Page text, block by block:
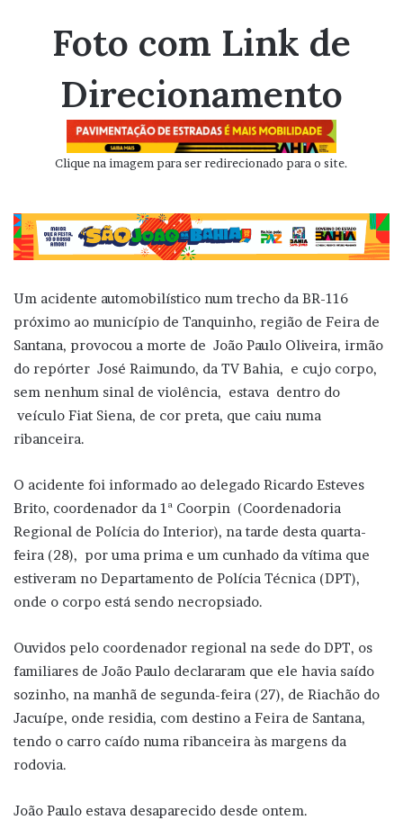
Foto com Link de
Direcionamento
Clique na imagem para ser redirecionado para o site.
Um acidente automobilístico num trecho da BR-116
próximo ao município de Tanquinho, região de Feira de
Santana, provocou a morte de João Paulo Oliveira, irmão
do repórter José Raimundo, da TV Bahia, e cujo corpo,
sem nenhum sinal de violência, estava dentro do
veículo Fiat Siena, de cor preta, que caiu numa
ribanceira.
O acidente foi informado ao delegado Ricardo Esteves
Brito, coordenador da 1ª Coorpin (Coordenadoria
Regional de Polícia do Interior), na tarde desta quarta-
feira (28), por uma prima e um cunhado da vítima que
estiveram no Departamento de Polícia Técnica (DPT),
onde o corpo está sendo necropsiado.
Ouvidos pelo coordenador regional na sede do DPT, os
familiares de João Paulo declararam que ele havia saído
sozinho, na manhã de segunda-feira (27), de Riachão do
Jacuípe, onde residia, com destino a Feira de Santana,
tendo o carro caído numa ribanceira às margens da
rodovia.
João Paulo estava desaparecido desde ontem.